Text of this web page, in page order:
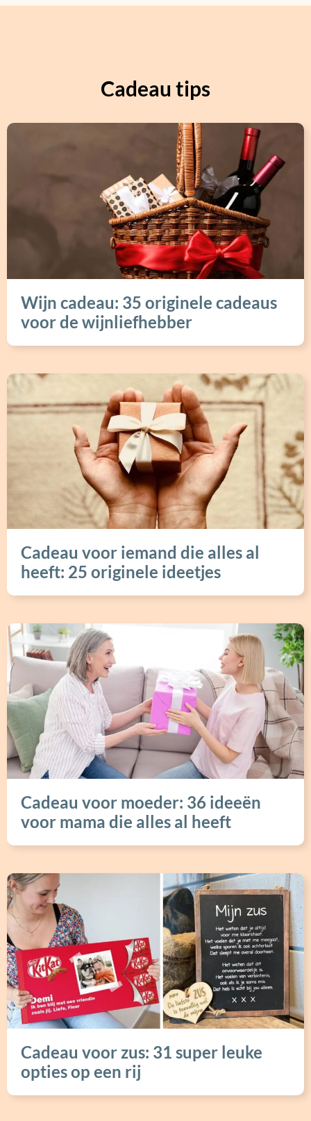
Cadeau tips
Wijn cadeau: 35 originele cadeaus
voor de wijnliefhebber
Cadeau voor iemand die alles al
heeft: 25 originele ideetjes
Cadeau voor moeder: 36 ideeën
voor mama die alles al heeft
Cadeau voor zus: 31 super leuke
opties op een rij